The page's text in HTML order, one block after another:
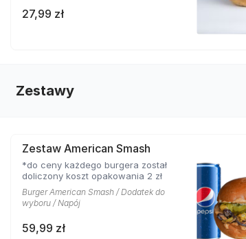
27,99 zł
Zestawy
Zestaw American Smash
*do ceny każdego burgera został
doliczony koszt opakowania 2 zł
Burger American Smash / Dodatek do
wyboru / Napój
59,99 zł